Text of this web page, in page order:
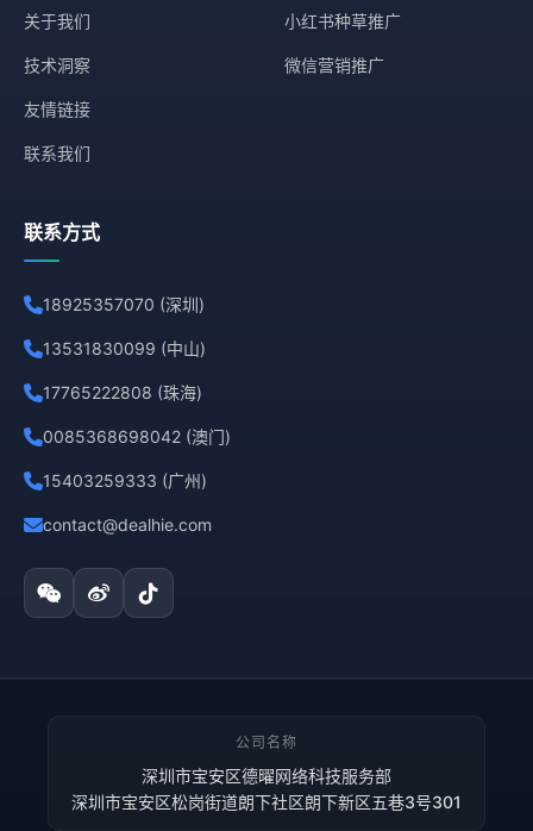
关于我们
技术洞察
友情链接
联系我们
小红书种草推广
微信营销推广
联系方式
18925357070 (深圳)
13531830099 (中山)
17765222808 (珠海)
0085368698042 (澳门)
15403259333 (广州)
contact@dealhie.com
公司名称
深圳市宝安区德曜网络科技服务部
深圳市宝安区松岗街道朗下社区朗下新区五巷3号301